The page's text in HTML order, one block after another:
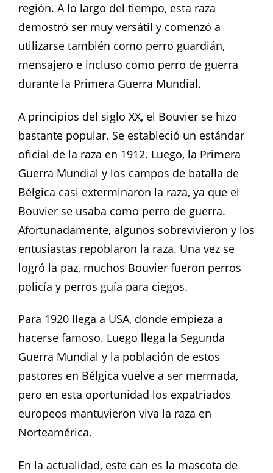
región. A lo largo del tiempo, esta raza
demostró ser muy versátil y comenzó a
utilizarse también como perro guardián,
mensajero e incluso como perro de guerra
durante la Primera Guerra Mundial.
A principios del siglo XX, el Bouvier se hizo
bastante popular. Se estableció un estándar
oficial de la raza en 1912. Luego, la Primera
Guerra Mundial y los campos de batalla de
Bélgica casi exterminaron la raza, ya que el
Bouvier se usaba como perro de guerra.
Afortunadamente, algunos sobrevivieron y los
entusiastas repoblaron la raza. Una vez se
logró la paz, muchos Bouvier fueron perros
policía y perros guía para ciegos.
Para 1920 llega a USA, donde empieza a
hacerse famoso. Luego llega la Segunda
Guerra Mundial y la población de estos
pastores en Bélgica vuelve a ser mermada,
pero en esta oportunidad los expatriados
europeos mantuvieron viva la raza en
Norteamérica.
En la actualidad, este can es la mascota de